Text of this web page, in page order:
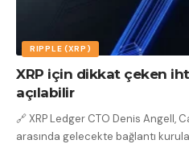
RIPPLE (XRP)
XRP için dikkat çeken
açılabilir
🔗 XRP Ledger CTO Denis Angell,
arasında gelecekte bağlantı